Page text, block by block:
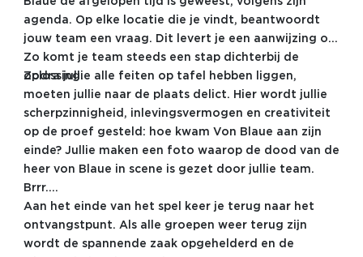
agenda. Op elke locatie die je vindt, beantwoordt
jouw team een vraag. Dit levert je een aanwijzing op.
Zo komt je team steeds een stap dichterbij de
oplossing.
Zodra jullie alle feiten op tafel hebben liggen,
moeten jullie naar de plaats delict. Hier wordt jullie
scherpzinnigheid, inlevingsvermogen en creativiteit
op de proef gesteld: hoe kwam Von Blaue aan zijn
einde? Jullie maken een foto waarop de dood van de
heer von Blaue in scene is gezet door jullie team.
Brrr....
Aan het einde van het spel keer je terug naar het
ontvangstpunt. Als alle groepen weer terug zijn
wordt de spannende zaak opgehelderd en de